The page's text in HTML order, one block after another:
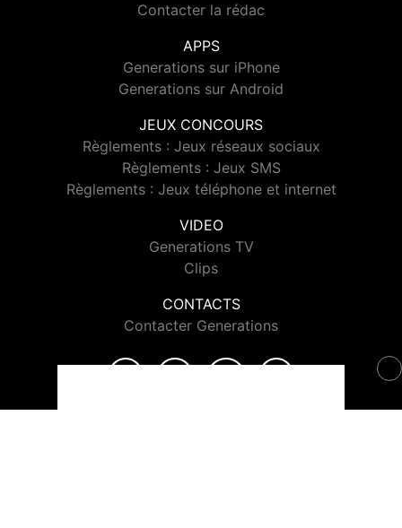
Contacter la rédac
APPS
Generations sur iPhone
Generations sur Android
JEUX CONCOURS
Règlements : Jeux réseaux sociaux
Règlements : Jeux SMS
Règlements : Jeux téléphone et internet
VIDEO
Generations TV
Clips
CONTACTS
Contacter Generations